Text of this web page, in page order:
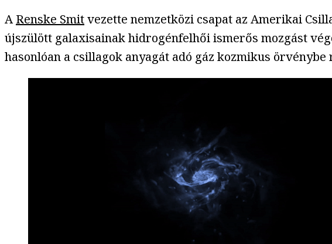
ARenske Smitvezette nemzetközi csapat az Amerikai
újszülött galaxisainak hidrogénfelhői ismerős mozgást
hasonlóan a csillagok anyagát adó gáz kozmikus örvénybe